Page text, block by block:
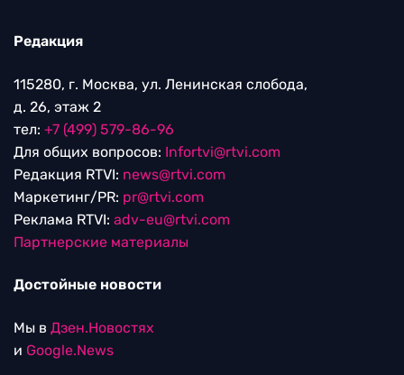
Редакция
115280, г. Москва, ул. Ленинская слобода,
д. 26, этаж 2
тел: +7 (499) 579-86-96
Для общих вопросов: Infortvi@rtvi.com
Редакция RTVI: news@rtvi.com
Маркетинг/PR: pr@rtvi.com
Реклама RTVI: adv-eu@rtvi.com
Партнерские материалы
Достойные новости
Мы в Дзен.Новостях
и Google.News